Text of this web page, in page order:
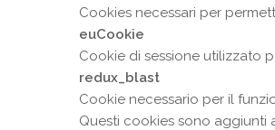
Cookies necessari per
euCookie
Cookie di sessione utilizzato
redux_blast
Cookie necessario per il
Questi cookies sono aggiunti